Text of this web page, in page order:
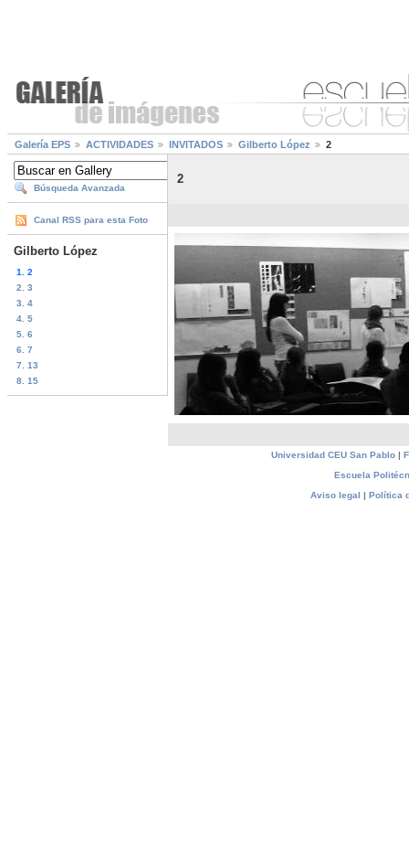
Galería EPS ACTIVIDADES INVITADOS Gilberto López 2
Búsqueda Avanzada
Canal RSS para esta Foto
Gilberto López
1. 2
2. 3
3. 4
4. 5
5. 6
6. 7
7. 13
8. 15
2
Universidad CEU San Pablo|
Escuela
Aviso legal | Política